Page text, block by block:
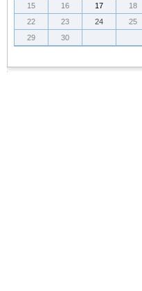
15
16 17 18
22
23 24 25
29
30